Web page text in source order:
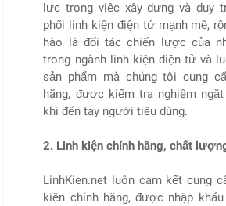
lực trong việc xây dựng và duy
phối linh kiện điện tử mạnh mẽ,
hào là đối tác chiến lược của
trong ngành linh kiện điện tử và
sản phẩm mà chúng tôi cung
hãng, được kiểm tra nghiêm
khi đến tay người tiêu dùng.
2. Linh kiện chính hãng, chất
LinhKien.net luôn cam kết cung
kiện chính hãng, được nhập